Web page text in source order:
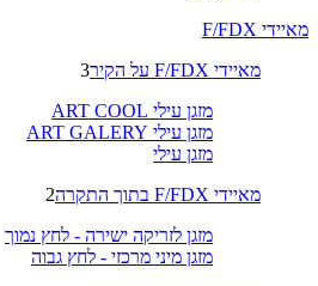
מאיידי F/FDX
מאיידי F/FDX על הקיר
3
מזגן עילי ART COOL
מזגן עילי ART GALERY
מזגן עילי
מאיידי F/FDX בתוך התקרה
2
מזגן לזריקה ישירה - לחץ נמוך
מזגן מיני מרכזי - לחץ גבוה